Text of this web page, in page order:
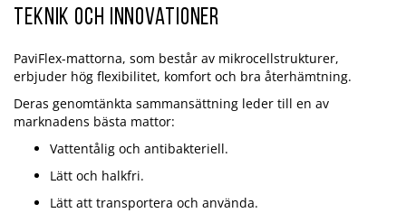
Teknik och innovationer
PaviFlex-mattorna, som består av mikrocellstrukturer,
erbjuder hög flexibilitet, komfort och bra återhämtning.
Deras genomtänkta sammansättning leder till en av
marknadens bästa mattor:
Vattentålig och antibakteriell.
Lätt och halkfri.
Lätt att transportera och använda.